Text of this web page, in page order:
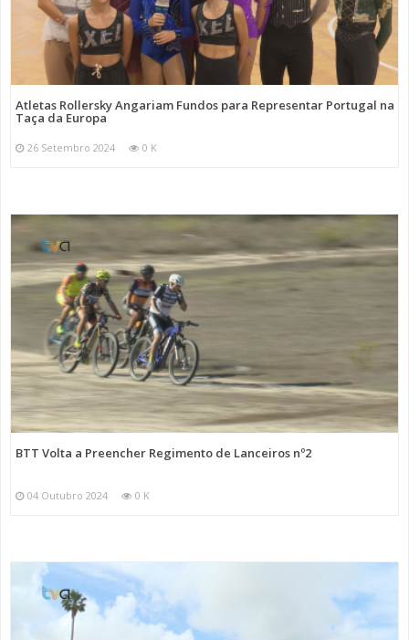
Atletas Rollersky Angariam Fundos para Representar Portugal na
Taça da Europa
26 Setembro 2024 0 K
BTT Volta a Preencher Regimento de Lanceiros nº2
04 Outubro 2024 0 K